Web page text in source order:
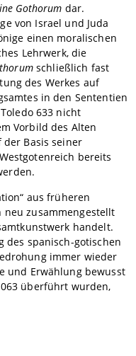
Gothorum dar.
von Israel und Juda
einen moralischen
Lehrwerk, die
schließlich fast
des Werkes auf
in den Sententien
633 nicht
Vorbild des Alten
Basis seiner
bereits
aus früheren
neu zusammengestellt
handelt.
des spanisch-gotischen
immer wieder
und Erwählung bewusst
überführt wurden,